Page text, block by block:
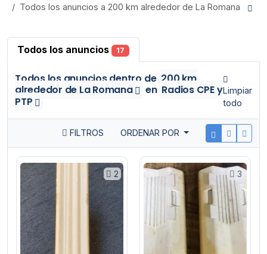
Todos los anuncios a 200 km alrededor de La Romana
Todos los anuncios 17
Todos los anunciosdentro de 200 km
alrededor de La Romana
en Radios CPE y
PTP
Limpiar
todo
FILTROS ORDENAR POR
2 3